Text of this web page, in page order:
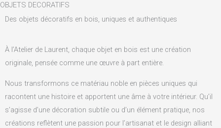
Aller
au
OBJETS DECORATIFS
Des objets décoratifs en bois, uniques et authentiques
À l’Atelier de Laurent, chaque objet en bois est une création
originale, pensée comme une œuvre à part entière.
Nous transformons ce matériau noble en pièces uniques qui
racontent une histoire et apportent une âme à votre intérieur. Qu’il
s’agisse d’une décoration subtile ou d’un élément pratique, nos
créations reflètent une passion pour l’artisanat et le design alliant